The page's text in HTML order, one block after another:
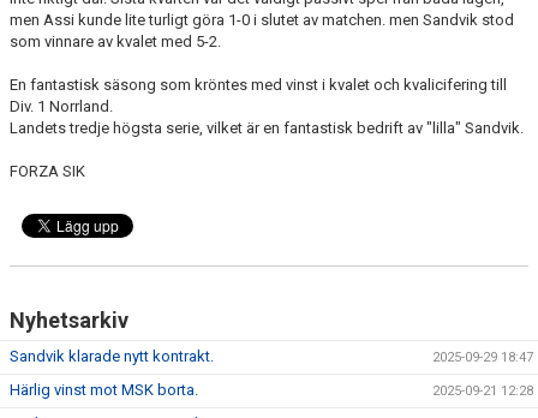
men Assi kunde lite turligt göra 1-0 i slutet av matchen. men Sandvik stod
som vinnare av kvalet med 5-2.
En fantastisk säsong som kröntes med vinst i kvalet och kvalicifering till
Div. 1 Norrland.
Landets tredje högsta serie, vilket är en fantastisk bedrift av "lilla" Sandvik.
FORZA SIK
Nyhetsarkiv
Sandvik klarade nytt kontrakt. 2025-09-29 18:47
Härlig vinst mot MSK borta. 2025-09-21 12:28